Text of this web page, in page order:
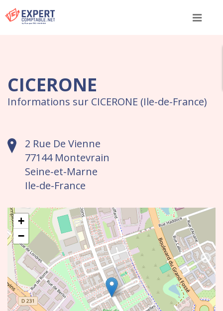
Menu
CICERONE
Informations sur CICERONE (Ile-de-France)
2 Rue De Vienne
77144 Montevrain
Seine-et-Marne
Ile-de-France
+
−